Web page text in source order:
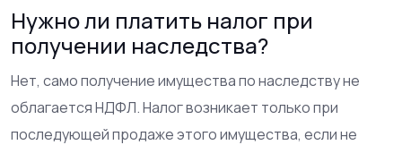
Нужно ли платить налог при
получении наследства?
Нет, само получение имущества по наследству не
облагается НДФЛ. Налог возникает только при
последующей продаже этого имущества, если не